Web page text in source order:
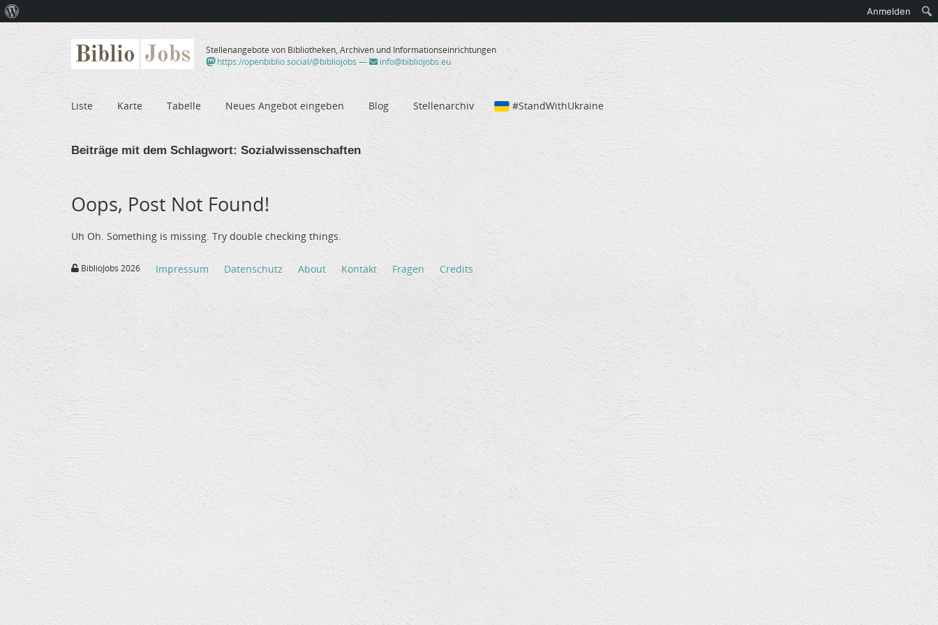
Biblio Jobs
Stellenangebote von Bibliotheken, Archiven und Informationseinrichtungen
https://openbiblio.social/@bibliojobs — info@bibliojobs.eu
Liste Karte Tabelle Neues Angebot eingeben Blog Stellenarchiv #StandWithUkraine
Beiträge mit dem Schlagwort: Sozialwissenschaften
Oops, Post Not Found!
Uh Oh. Something is missing. Try double checking things.
BiblioJobs 2026 Impressum Datenschutz About Kontakt Fragen Credits
WordPress
Anmelden